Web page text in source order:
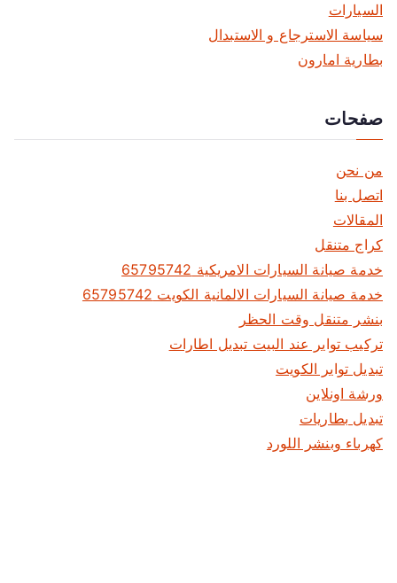
ك
ر
ط
ح
ا
ع
ة
6
7
0
0
5
7
السيارات
سياسة الاسترجاع و الاستبدال
بطارية امارون
صفحات
من نحن
اتصل بنا
المقالات
كراج متنقل
خدمة صيانة السيارات الامريكية 65795742
خدمة صيانة السيارات الالمانية الكويت 65795742
بنشر متنقل وقت الحظر
تركيب تواير عند البيت تبديل اطارات
تبديل تواير الكويت
ورشة اونلاين
تبديل بطاريات
كهرباء وبنشر اللورد